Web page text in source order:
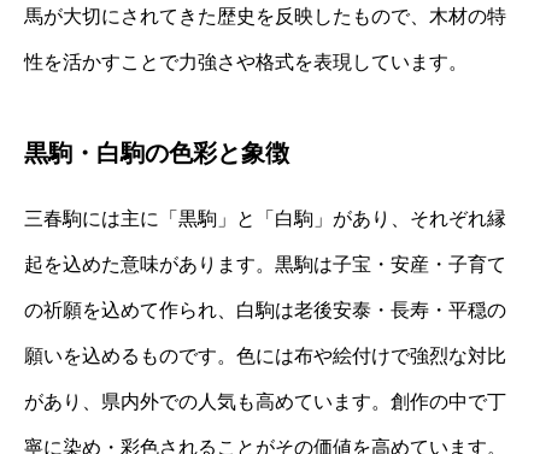
馬が大切にされてきた歴史を反映したもので、木材の特
性を活かすことで力強さや格式を表現しています。
黒駒・白駒の色彩と象徴
三春駒には主に「黒駒」と「白駒」があり、それぞれ縁
起を込めた意味があります。黒駒は子宝・安産・子育て
の祈願を込めて作られ、白駒は老後安泰・長寿・平穏の
願いを込めるものです。色には布や絵付けで強烈な対比
があり、県内外での人気も高めています。創作の中で丁
寧に染め・彩色されることがその価値を高めています。